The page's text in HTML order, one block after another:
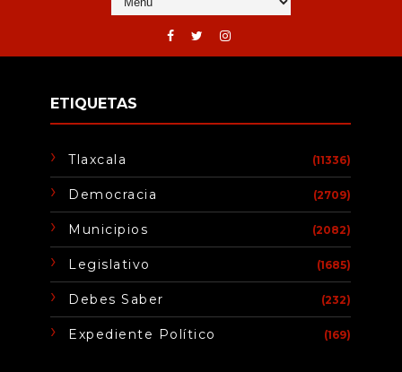
ETIQUETAS
Tlaxcala (11336)
Democracia (2709)
Municipios (2082)
Legislativo (1685)
Debes Saber (232)
Expediente Político (169)